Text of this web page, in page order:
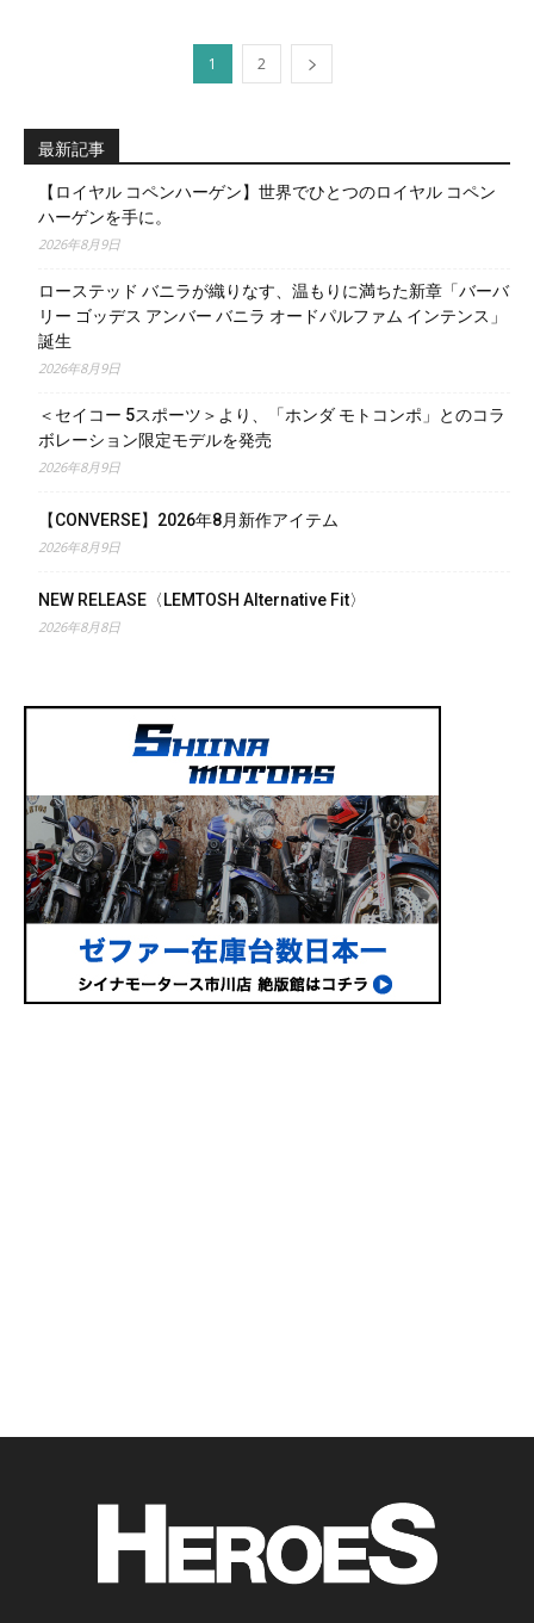
1 2
最新記事
【ロイヤル コペンハーゲン】世界でひとつのロイヤル コペン
ハーゲンを手に。
2026年8月9日
ローステッド バニラが織りなす、温もりに満ちた新章「バーバ
リー ゴッデス アンバー バニラ オードパルファム インテンス」
誕生
2026年8月9日
＜セイコー 5スポーツ＞より、「ホンダ モトコンポ」とのコラ
ボレーション限定モデルを発売
2026年8月9日
【CONVERSE】2026年8月新作アイテム
2026年8月9日
NEW RELEASE〈LEMTOSH Alternative Fit〉
2026年8月8日